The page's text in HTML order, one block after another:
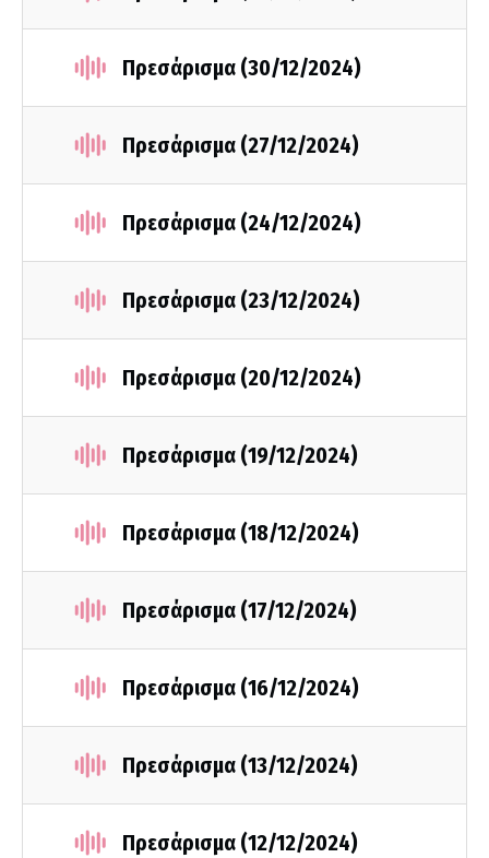
Πρεσάρισμα (30/12/2024)
Πρεσάρισμα (27/12/2024)
Πρεσάρισμα (24/12/2024)
Πρεσάρισμα (23/12/2024)
Πρεσάρισμα (20/12/2024)
Πρεσάρισμα (19/12/2024)
Πρεσάρισμα (18/12/2024)
Πρεσάρισμα (17/12/2024)
Πρεσάρισμα (16/12/2024)
Πρεσάρισμα (13/12/2024)
Πρεσάρισμα (12/12/2024)